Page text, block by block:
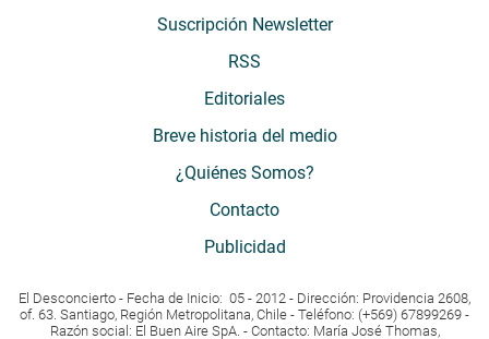
Suscripción Newsletter
RSS
Editoriales
Breve historia del medio
¿Quiénes Somos?
Contacto
Publicidad
El Desconcierto - Fecha de Inicio: 05 - 2012 - Dirección: Providencia 2608,
of. 63. Santiago, Región Metropolitana, Chile - Teléfono: (+569) 67899269 -
Razón social: El Buen Aire SpA. - Contacto: María José Thomas,